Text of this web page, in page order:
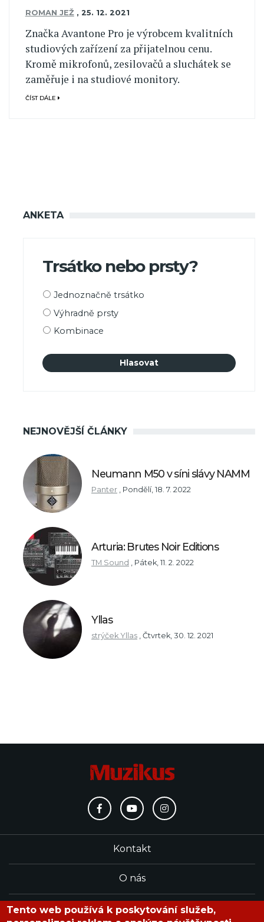
ROMAN JEŽ , 25. 12. 2021
Značka Avantone Pro je výrobcem kvalitních
studiových zařízení za přijatelnou cenu.
Kromě mikrofonů, zesilovačů a sluchátek se
zaměřuje i na studiové monitory.
ČÍST DÁLE
ANKETA
Trsátko nebo prsty?
Možnosti
Jednoznačně trsátko
Výhradně prsty
Kombinace
NEJNOVĚJŠÍ ČLÁNKY
Neumann M50 v síni slávy NAMM
Panter , Pondělí, 18. 7. 2022
Arturia: Brutes Noir Editions
TM Sound , Pátek, 11. 2. 2022
Yllas
strýček Yllas , Čtvrtek, 30. 12. 2021
Kontakt
O nás
Redakce
Tento web používá k poskytování služeb,